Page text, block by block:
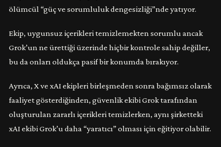
ölümcül “güç ve sorumluluk dengesizliği”nde yatıyor.
Ekip, uygunsuz içerikleri temizlemekten sorumlu ancak
Grok’un ne ürettiği üzerinde hiçbir kontrole sahip değiller,
bu da onları oldukça pasif bir konumda bırakıyor.
Ayrıca, X ve xAI ekipleri birleşmeden sonra bağımsız olarak
faaliyet gösterdiğinden, güvenlik ekibi Grok tarafından
oluşturulan zararlı içerikleri temizlerken, aynı şirketteki
xAI ekibi Grok’u daha “yaratıcı” olması için eğitiyor olabilir.